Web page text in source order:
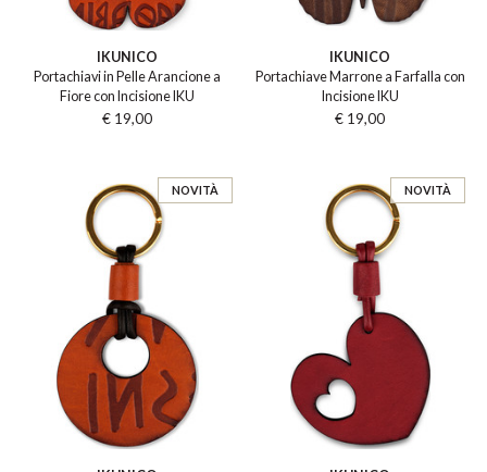
IKUNICO
Portachiavi in Pelle Arancione a
Fiore con Incisione IKU
€ 19,00
IKUNICO
Portachiave Marrone a Farfalla con
Incisione IKU
€ 19,00
NOVITÀ NOVITÀ